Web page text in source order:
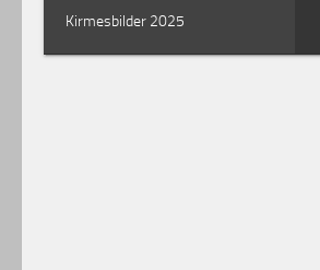
Kirmesbilder 2025